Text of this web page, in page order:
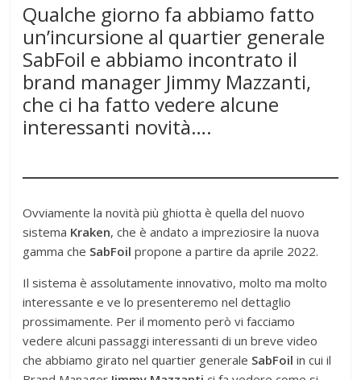
Qualche giorno fa abbiamo fatto
un’incursione al quartier generale
SabFoil e abbiamo incontrato il
brand manager Jimmy Mazzanti,
che ci ha fatto vedere alcune
interessanti novità….
Ovviamente la novità più ghiotta è quella del nuovo
sistema Kraken, che è andato a impreziosire la nuova
gamma che SabFoil propone a partire da aprile 2022.
Il sistema è assolutamente innovativo, molto ma molto
interessante e ve lo presenteremo nel dettaglio
prossimamente. Per il momento però vi facciamo
vedere alcuni passaggi interessanti di un breve video
che abbiamo girato nel quartier generale SabFoil in cui il